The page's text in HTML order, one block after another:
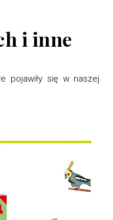
i inne
pojawiły się w naszej